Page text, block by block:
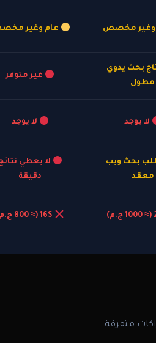
وغير مخصص عام وغير
بحث يدوي
مطول
غير متوفر
لا يوجد لا يوجد
بحث ويب
معقد
لا يعطي
دقيقة
متفرقة